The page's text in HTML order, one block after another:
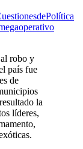
robo y
país fue
de
la
líderes,